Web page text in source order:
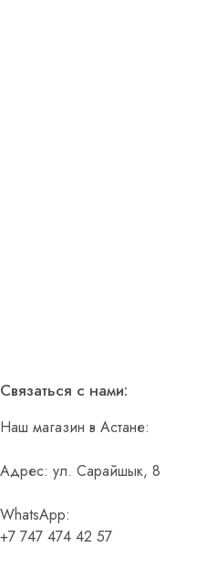
Связаться с нами:
Наш магазин в Астане:
Адрес: ул. Сарайшык, 8
WhatsApp:
+7 747 474 42 57